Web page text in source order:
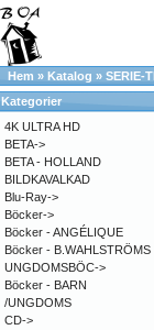
Hem » Katalog » SERIE-
Kategorier
4K ULTRA HD
BETA->
BETA - HOLLAND
BILDKAVALKAD
Blu-Ray->
Böcker->
Böcker - ANGÉLIQUE
Böcker - B.WAHLSTRÖMS
UNGDOMSBÖC->
Böcker - BARN
/UNGDOMS
CD->